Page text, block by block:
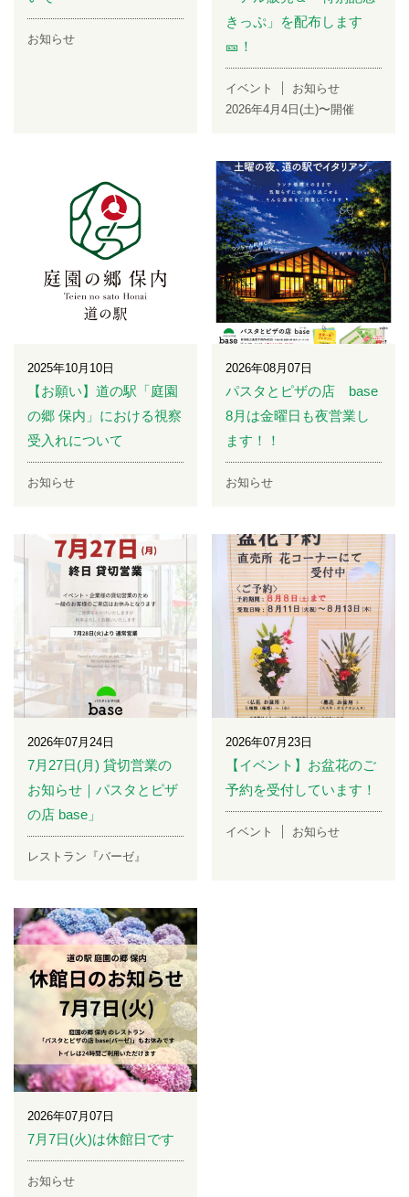
お知らせ
きっぷ」を配布します
🎫！
イベント
お知らせ
2026年4月4日(土)〜開催
2025年10月10日
【お願い】道の駅「庭園
の郷 保内」における視察
受入れについて
お知らせ
2026年08月07日
パスタとピザの店 base
8月は金曜日も夜営業し
ます！！
お知らせ
2026年07月24日
7月27日(月) 貸切営業の
お知らせ｜パスタとピザ
の店 base」
レストラン『バーゼ』
2026年07月23日
【イベント】お盆花のご
予約を受付しています！
イベント お知らせ
2026年07月07日
7月7日(火)は休館日です
お知らせ